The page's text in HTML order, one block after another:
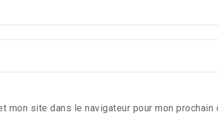
mon site dans le navigateur pour mon prochain